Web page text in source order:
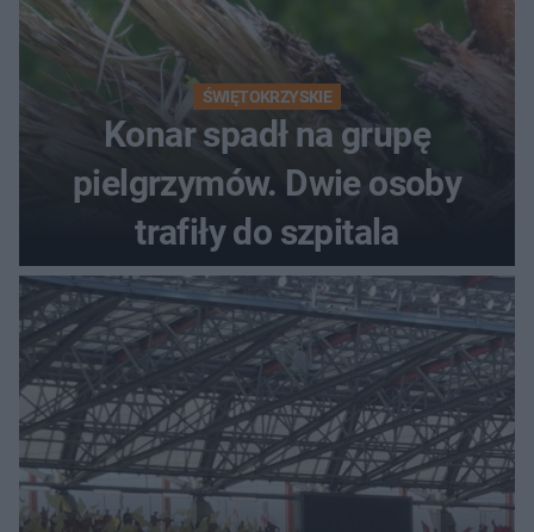
ŚWIĘTOKRZYSKIE
Konar spadł na grupę
pielgrzymów. Dwie osoby
trafiły do szpitala